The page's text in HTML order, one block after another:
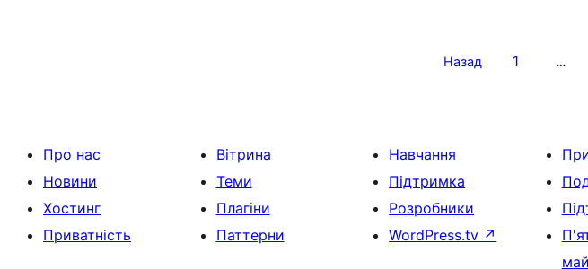
Назад 1 …
Про нас
Новини
Хостинг
Приватність
Вітрина
Теми
Плагіни
Паттерни
Навчання
Підтримка
Розробники
WordPress.tv ↗